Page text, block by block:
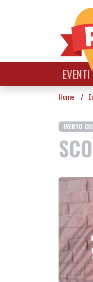
EVENTI
Home /
EVENTO